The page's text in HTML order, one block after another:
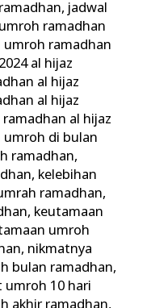
, jadwal
ramadhan
umroh ramadhan
al hijaz
al hijaz
al hijaz
al hijaz
umroh di bulan
ramadhan,
, kelebihan
ramadhan,
, keutamaan
umroh
, nikmatnya
bulan ramadhan,
umroh 10 hari